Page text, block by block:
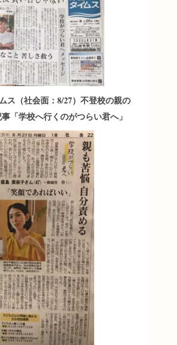
ス（社会面：8/27）不登校の親の
「学校へ行くのがつらい君へ」